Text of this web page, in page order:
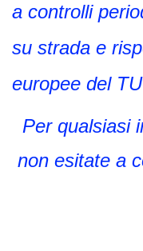
a controlli
su strada e
europee del
Per qualsiasi
non esitate a